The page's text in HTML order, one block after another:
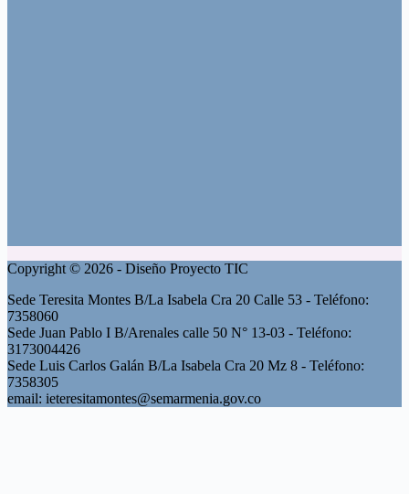
Copyright © 2026 - Diseño Proyecto TIC
Sede Teresita Montes B/La Isabela Cra 20 Calle 53 - Teléfono:
7358060
Sede Juan Pablo I B/Arenales calle 50 N° 13-03 - Teléfono:
3173004426
Sede Luis Carlos Galán B/La Isabela Cra 20 Mz 8 - Teléfono:
7358305
email: ieteresitamontes@semarmenia.gov.co